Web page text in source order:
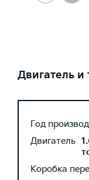
Двигатель и
Год
Двигатель
Коробка